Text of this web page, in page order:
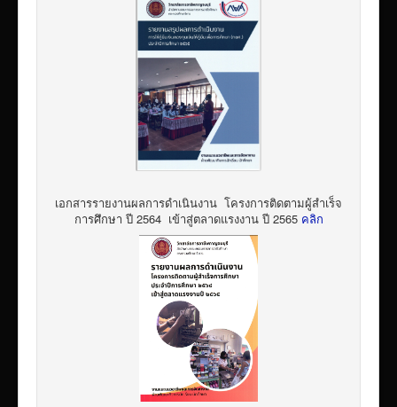
เอกสารรายงานผลการดำเนินงาน โครงการติดตามผู้สำเร็จ
การศึกษา ปี 2564 เข้าสู่ตลาดแรงงาน ปี 2565 คลิก